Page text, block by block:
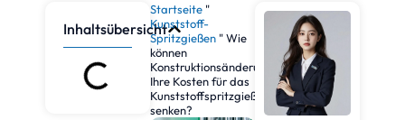
Inhaltsübersicht
Startseite "
Kunststoff-
Spritzgießen "Wie
können
Konstruktionsänderungen
Ihre Kosten für das
Kunststoffspritzgießen
senken?